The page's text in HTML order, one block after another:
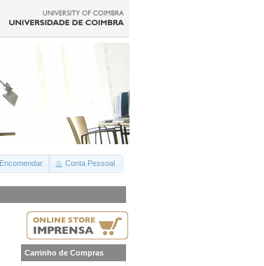
Encomendar Conta Pessoal
Carrinho de Compras